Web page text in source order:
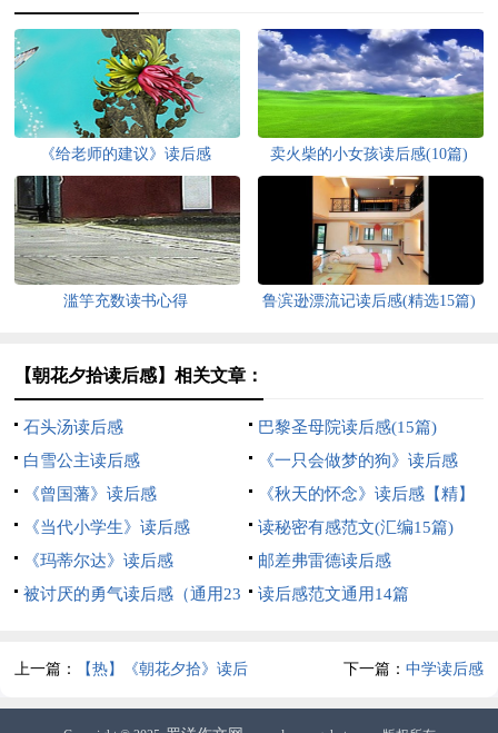
《给老师的建议》读后感 卖火柴的小女孩读后感(10篇)
滥竽充数读书心得 鲁滨逊漂流记读后感(精选15篇)
【朝花夕拾读后感】相关文章：
石头汤读后感
巴黎圣母院读后感(15篇)
白雪公主读后感
《一只会做梦的狗》读后感
《曾国藩》读后感
《秋天的怀念》读后感【精】
《当代小学生》读后感
读秘密有感范文(汇编15篇)
《玛蒂尔达》读后感
邮差弗雷德读后感
被讨厌的勇气读后感（通用23
读后感范文通用14篇
上一篇： 【热】《朝花夕拾》读后
感
下一篇： 中学读后感